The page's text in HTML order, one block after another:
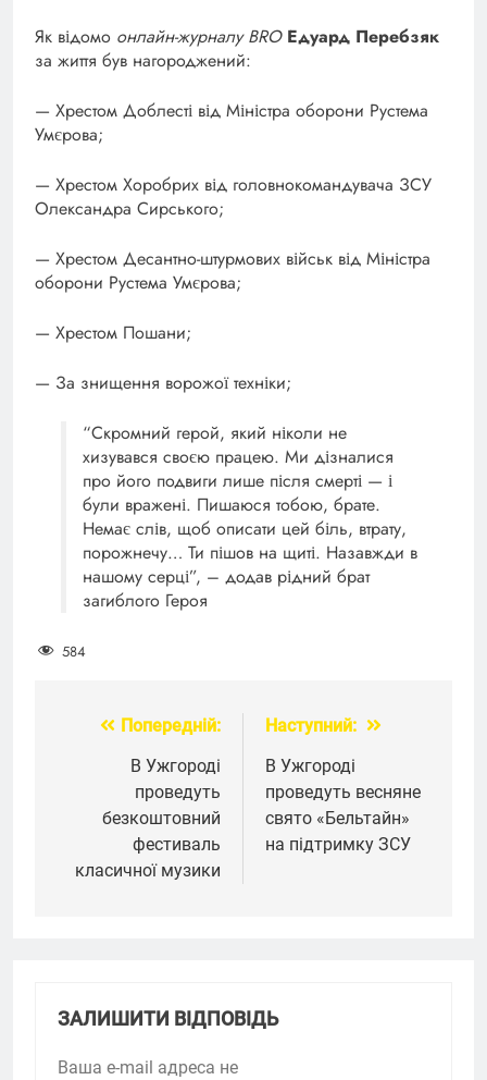
Як відомо онлайн-журналу BRO Едуард Перебзяк
за життя був нагороджений:
— Хрестом Доблесті від Міністра оборони Рустема
Умєрова;
— Хрестом Хоробрих від головнокомандувача ЗСУ
Олександра Сирського;
— Хрестом Десантно-штурмових військ від Міністра
оборони Рустема Умєрова;
— Хрестом Пошани;
— За знищення ворожої техніки;
“Скромний герой, який ніколи не
хизувався своєю працею. Ми дізналися
про його подвиги лише після смерті — і
були вражені. Пишаюся тобою, брате.
Немає слів, щоб описати цей біль, втрату,
порожнечу… Ти пішов на щиті. Назавжди в
нашому серці”, – додав рідний брат
загиблого Героя
584
Навігація
записів
Попередній:
В Ужгороді
проведуть
безкоштовний
фестиваль
класичної музики
Наступний:
В Ужгороді
проведуть весняне
свято «Бельтайн»
на підтримку ЗСУ
ЗАЛИШИТИ ВІДПОВІДЬ
Ваша e-mail адреса не